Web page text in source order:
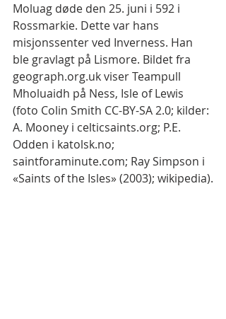
Moluag døde den 25. juni i 592 i
Rossmarkie. Dette var hans
misjonssenter ved Inverness. Han
ble gravlagt på Lismore. Bildet fra
geograph.org.uk viser Teampull
Mholuaidh på Ness, Isle of Lewis
(foto Colin Smith CC-BY-SA 2.0; kilder:
A. Mooney i celticsaints.org; P.E.
Odden i katolsk.no;
saintforaminute.com; Ray Simpson i
«Saints of the Isles» (2003); wikipedia).